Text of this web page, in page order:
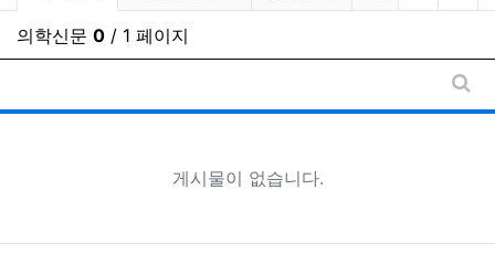
의학신문 0 / 1 페이지
게
게시물이 없습니다.